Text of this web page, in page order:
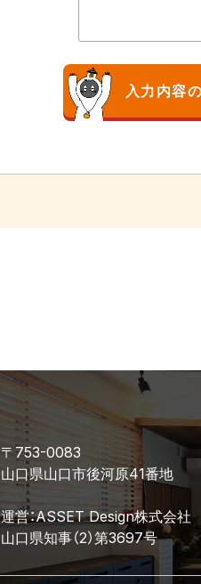
〒753-0083
山口県山口市後河原41番地
運営：ASSET Design株式会社
山口県知事（2）第3697号